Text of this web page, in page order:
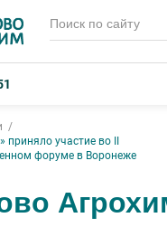
участие во II
форуме в Воронеже